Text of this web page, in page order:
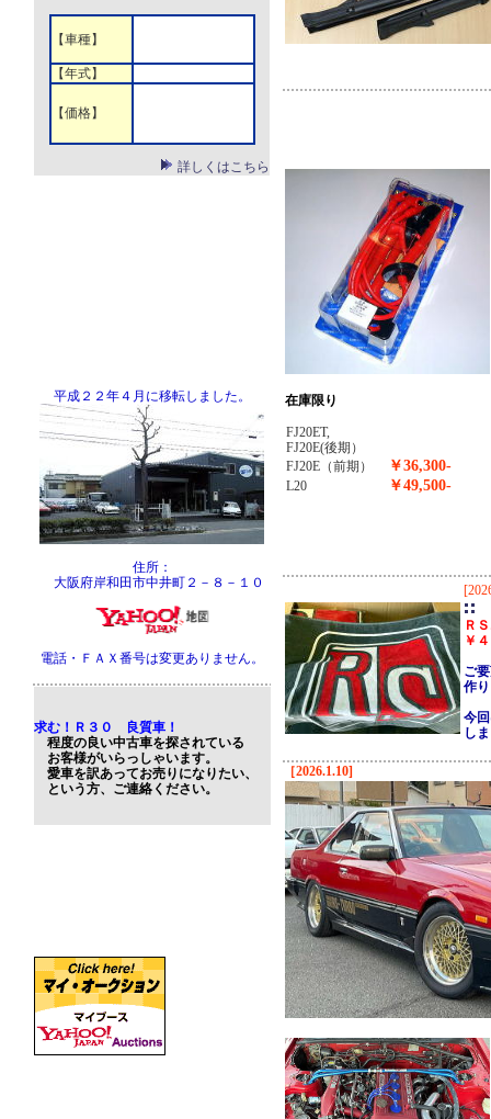
【車種】
【年式】
【価格】
詳しくはこちら
平成２２年４月に移転しました。
住所：
大阪府岸和田市中井町２－８－１０
電話・ＦＡＸ番号は変更ありません。
求む！Ｒ３０ 良質車！
程度の良い中古車を探されている
お客様がいらっしゃいます。
愛車を訳あってお売りになりたい、
という方、ご連絡ください。
在庫限り
FJ20ET,
FJ20E(後期）
FJ20E（前期）
￥36,300-
L20 ￥49,500-
Ｒ
￥
ご
作
今
し
［2026.1.10]